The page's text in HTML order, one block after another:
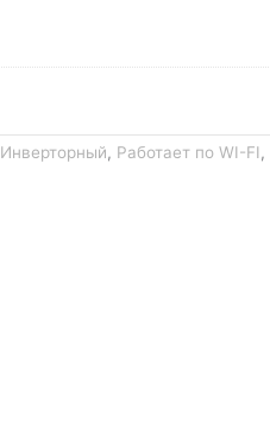
Инверторный, Работает по WI-FI,